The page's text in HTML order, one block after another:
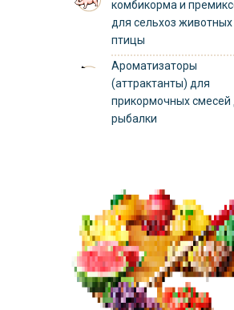
комбикорма и
для сельхоз животных
птицы
Ароматизаторы
(аттрактанты) для
прикормочных смесей
рыбалки